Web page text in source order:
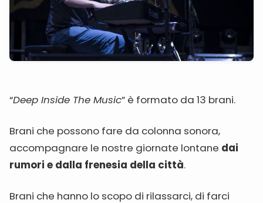
“Deep Inside The Music” è formato da 13 brani.
Brani che possono fare da colonna sonora,
accompagnare le nostre giornate lontane dai
rumori e dalla frenesia della città.
Brani che hanno lo scopo di rilassarci, di farci